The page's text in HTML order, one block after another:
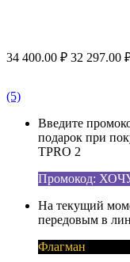
34 400.00 ₽ 32 297.00
(5)
Введите
подарок при
TPRO 2
Промокод:
На текущий
передовым в
Флагман